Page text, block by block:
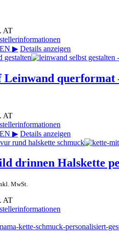
AT
▶ Details anzeigen
querformat
AT
▶ Details anzeigen
drinnen Halskette
€
MwSt.
AT